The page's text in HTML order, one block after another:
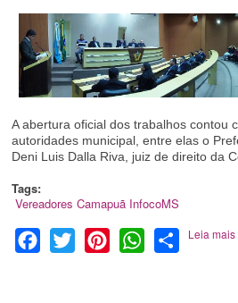
A abertura oficial dos trabalhos contou
autoridades municipal, entre elas o
Deni Luis Dalla Riva, juiz de direito da
Tags:
Vereadores Camapuã InfocoMS
Facebook
Twitter PinterestWhatsApp
Share
Leia mais